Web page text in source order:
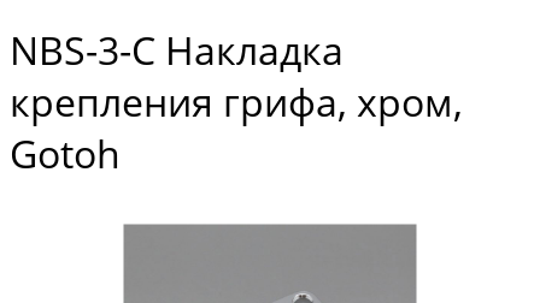
NBS-3-C Накладка
крепления грифа, хром,
Gotoh